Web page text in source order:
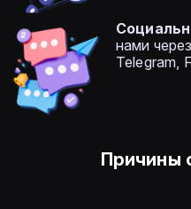
нами
Telegram,
Причины